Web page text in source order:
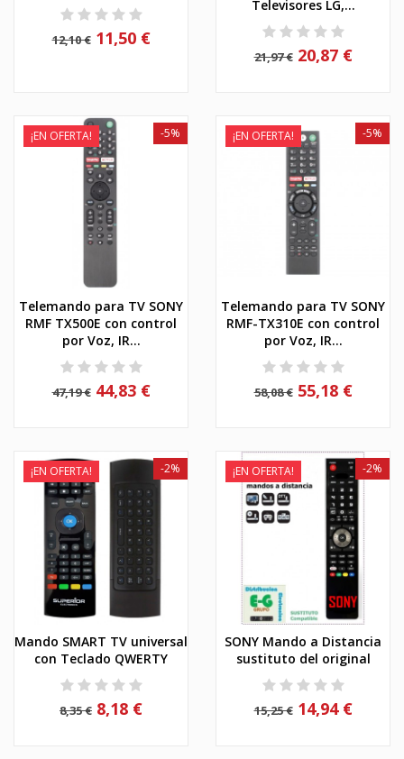
12,10 € 11,50 €
Televisores LG,...
21,97 € 20,87 €
¡EN OFERTA!
Telemando para TV SONY
RMF TX500E con control
por Voz, IR...
47,19 €
-5%
44,83 €
¡EN OFERTA!
Telemando para TV SONY
RMF-TX310E con control
por Voz, IR...
58,08 €
-5%
55,18 €
¡EN OFERTA!
Mando SMART TV universal
con Teclado QWERTY
8,35 €
-2%
8,18 €
¡EN OFERTA!
SONY Mando a Distancia
sustituto del original
15,25 €
-2%
14,94 €